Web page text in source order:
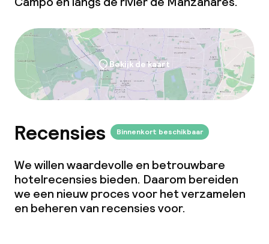
Bekijk de kaart
Recensies Binnenkort beschikbaar
We willen waardevolle en betrouwbare
hotelrecensies bieden. Daarom bereiden
we een nieuw proces voor het verzamelen
en beheren van recensies voor.